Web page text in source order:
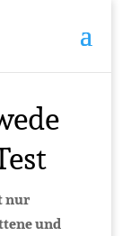
nur
und